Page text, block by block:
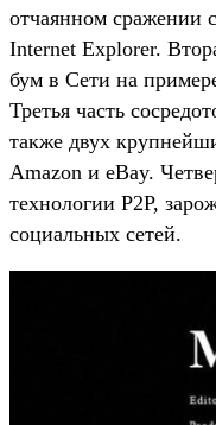
отчаянном сражении
Internet Explorer.
бум в Сети на
Третья часть
также двух
Amazon и eBay.
технологии P2P,
социальных сетей.